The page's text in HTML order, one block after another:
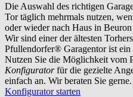
Die Auswahl des richtigen
Tor täglich mehrmals nutzen,
oder wieder nach Haus in
Wir sind einer der ältesten
Pfullendorfer® Garagentor ist
Nutzen Sie die Möglichkeit vom
Konfiguratorfür die gezielte
einfach an. Wir beraten Sie gerne.
Konfigurator starten